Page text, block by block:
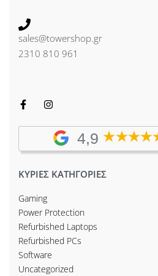
sales@towershop.gr
2310 810 961
4,9
ΚΥΡΙΕΣ ΚΑΤΗΓΟΡΙΕΣ
Gaming
Power Protection
Refurbished Laptops
Refurbished PCs
Software
Uncategorized